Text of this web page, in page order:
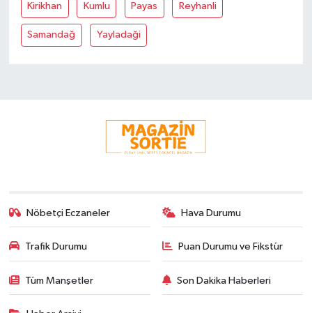
Kirikhan Kumlu Payas Reyhanli
Samandağ Yayladaği
Nöbetçi Eczaneler Hava Durumu
Trafik Durumu Puan Durumu ve Fikstür
Tüm Manşetler Son Dakika Haberleri